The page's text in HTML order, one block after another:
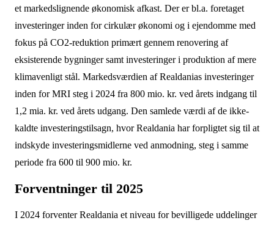
et markedslignende økonomisk afkast. Der er bl.a. foretaget
investeringer inden for cirkulær økonomi og i ejendomme med
fokus på CO2-reduktion primært gennem renovering af
eksisterende bygninger samt investeringer i produktion af mere
klimavenligt stål. Markedsværdien af Realdanias investeringer
inden for MRI steg i 2024 fra 800 mio. kr. ved årets indgang til
1,2 mia. kr. ved årets udgang. Den samlede værdi af de ikke-
kaldte investeringstilsagn, hvor Realdania har forpligtet sig til at
indskyde investeringsmidlerne ved anmodning, steg i samme
periode fra 600 til 900 mio. kr.
Forventninger til 2025
I 2024 forventer Realdania et niveau for bevilligede uddelinger